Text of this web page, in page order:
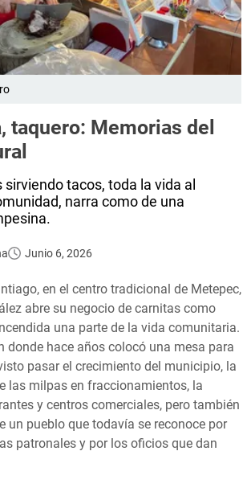
taquero: Memorias del
tacos, toda la vida al
narra como de una
Junio 6, 2026
en el centro tradicional de Metepec,
abre su negocio de carnitas como
una parte de la vida comunitaria.
donde hace años colocó una mesa para
pasar el crecimiento del municipio, la
las milpas en fraccionamientos, la
y centros comerciales, pero también
un pueblo que todavía se reconoce por
patronales y por los oficios que dan